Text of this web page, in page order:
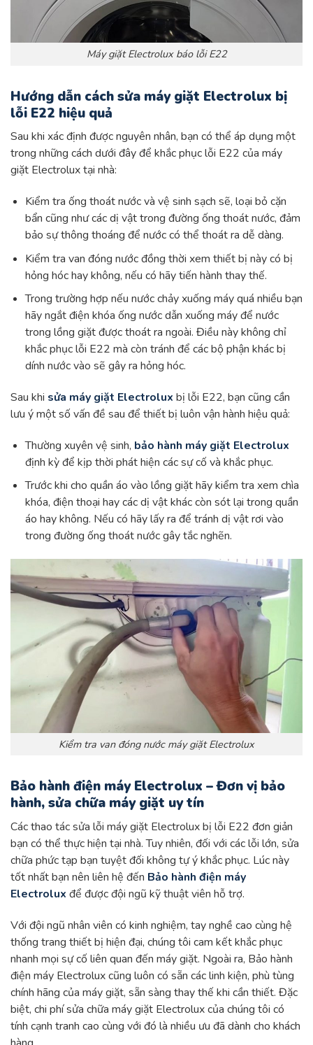
Máy giặt Electrolux báo lỗi E22
Hướng dẫn cách sửa máy giặt Electrolux bị
lỗi E22 hiệu quả
Sau khi xác định được nguyên nhân, bạn có thể áp dụng một
trong những cách dưới đây để khắc phục lỗi E22 của máy
giặt Electrolux tại nhà:
Kiểm tra ống thoát nước và vệ sinh sạch sẽ, loại bỏ cặn
bẩn cũng như các dị vật trong đường ống thoát nước, đảm
bảo sự thông thoáng để nước có thể thoát ra dễ dàng.
Kiểm tra van đóng nước đồng thời xem thiết bị này có bị
hỏng hóc hay không, nếu có hãy tiến hành thay thế.
Trong trường hợp nếu nước chảy xuống máy quá nhiều bạn
hãy ngắt điện khóa ống nước dẫn xuống máy để nước
trong lồng giặt được thoát ra ngoài. Điều này không chỉ
khắc phục lỗi E22 mà còn tránh để các bộ phận khác bị
dính nước vào sẽ gây ra hỏng hóc.
Sau khi sửa máy giặt Electrolux bị lỗi E22, bạn cũng cần
lưu ý một số vấn đề sau để thiết bị luôn vận hành hiệu quả:
Thường xuyên vệ sinh, bảo hành máy giặt Electrolux
định kỳ để kịp thời phát hiện các sự cố và khắc phục.
Trước khi cho quần áo vào lồng giặt hãy kiểm tra xem chìa
khóa, điện thoại hay các dị vật khác còn sót lại trong quần
áo hay không. Nếu có hãy lấy ra để tránh dị vật rơi vào
trong đường ống thoát nước gây tắc nghẽn.
Kiểm tra van đóng nước máy giặt Electrolux
Bảo hành điện máy Electrolux – Đơn vị bảo
hành, sửa chữa máy giặt uy tín
Các thao tác sửa lỗi máy giặt Electrolux bị lỗi E22 đơn giản
bạn có thể thực hiện tại nhà. Tuy nhiên, đối với các lỗi lớn, sửa
chữa phức tạp bạn tuyệt đối không tự ý khắc phục. Lúc này
tốt nhất bạn nên liên hệ đến Bảo hành điện máy
Electrolux để được đội ngũ kỹ thuật viên hỗ trợ.
Với đội ngũ nhân viên có kinh nghiệm, tay nghề cao cùng hệ
thống trang thiết bị hiện đại, chúng tôi cam kết khắc phục
nhanh mọi sự cố liên quan đến máy giặt. Ngoài ra, Bảo hành
điện máy Electrolux cũng luôn có sẵn các linh kiện, phù tùng
chính hãng của máy giặt, sẵn sàng thay thế khi cần thiết. Đặc
biệt, chi phí sửa chữa máy giặt Electrolux của chúng tôi có
tính cạnh tranh cao cùng với đó là nhiều ưu đã dành cho khách